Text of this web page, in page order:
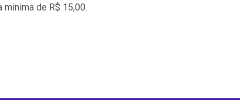
minima de R$ 15,00.